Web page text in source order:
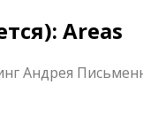
Areas
Андрея